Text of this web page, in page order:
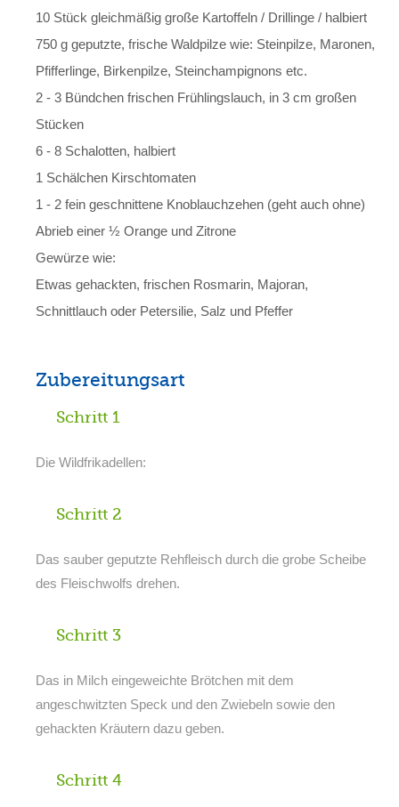
10 Stück gleichmäßig große Kartoffeln / Drillinge / halbiert
750 g geputzte, frische Waldpilze wie: Steinpilze, Maronen,
Pfifferlinge, Birkenpilze, Steinchampignons etc.
2 - 3 Bündchen frischen Frühlingslauch, in 3 cm großen
Stücken
6 - 8 Schalotten, halbiert
1 Schälchen Kirschtomaten
1 - 2 fein geschnittene Knoblauchzehen (geht auch ohne)
Abrieb einer ½ Orange und Zitrone
Gewürze wie:
Etwas gehackten, frischen Rosmarin, Majoran,
Schnittlauch oder Petersilie, Salz und Pfeffer
Zubereitungsart
Schritt 1
Die Wildfrikadellen:
Schritt 2
Das sauber geputzte Rehfleisch durch die grobe Scheibe
des Fleischwolfs drehen.
Schritt 3
Das in Milch eingeweichte Brötchen mit dem
angeschwitzten Speck und den Zwiebeln sowie den
gehackten Kräutern dazu geben.
Schritt 4